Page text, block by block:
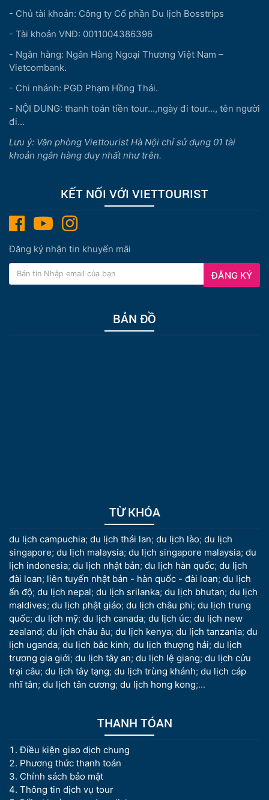
- Chủ tài khoản: Công ty Cổ phần Du lịch Bosstrips
- Tài khoản VNĐ: 0011004386396
- Ngân hàng: Ngân Hàng Ngoại Thương Việt Nam –
Vietcombank.
- Chi nhánh: PGĐ Phạm Hồng Thái.
- NỘI DUNG: thanh toán tiền tour...,ngày đi tour..., tên người
đi...
Lưu ý: Văn phòng Viettourist Hà Nội chỉ sử dụng 01 tài
khoản ngân hàng duy nhất như trên.
KẾT NỐI VỚI VIETTOURIST
Đăng ký nhận tin khuyến mãi
ĐĂNG KÝ
BẢN ĐỒ
TỪ KHÓA
du lịch campuchia; du lịch thái lan; du lịch lào; du lịch
singapore; du lịch malaysia; du lịch singapore malaysia; du
lịch indonesia; du lịch nhật bản; du lịch hàn quốc; du lịch
đài loan; liên tuyến nhật bản - hàn quốc - đài loan; du lịch
ấn độ; du lịch nepal; du lịch srilanka; du lịch bhutan; du lịch
maldives; du lịch phật giáo; du lịch châu phi; du lịch trung
quốc; du lịch mỹ; du lịch canada; du lịch úc; du lịch new
zealand; du lịch châu âu; du lịch kenya; du lịch tanzania; du
lịch uganda; du lịch bắc kinh; du lịch thượng hải; du lịch
trương gia giới; du lịch tây an; du lịch lệ giang; du lịch cửu
trại câu; du lịch tây tạng; du lịch trùng khánh; du lịch cáp
nhĩ tân; du lịch tân cương; du lịch hong kong;...
THANH TÓAN
Điều kiện giao dịch chung
Phương thức thanh toán
Chính sách bảo mật
Thông tin dịch vụ tour